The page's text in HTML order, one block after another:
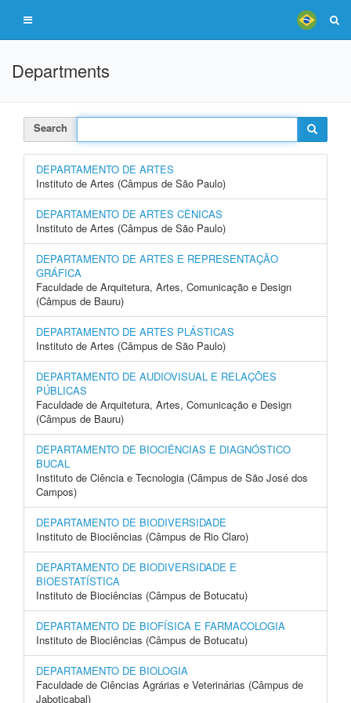
Departments
Search
DEPARTAMENTO DE ARTES
Instituto de Artes (Câmpus de São Paulo)
DEPARTAMENTO DE ARTES CÊNICAS
Instituto de Artes (Câmpus de São Paulo)
DEPARTAMENTO DE ARTES E REPRESENTAÇÃO
GRÁFICA
Faculdade de Arquitetura, Artes, Comunicação e Design
(Câmpus de Bauru)
DEPARTAMENTO DE ARTES PLÁSTICAS
Instituto de Artes (Câmpus de São Paulo)
DEPARTAMENTO DE AUDIOVISUAL E RELAÇÕES
PÚBLICAS
Faculdade de Arquitetura, Artes, Comunicação e Design
(Câmpus de Bauru)
DEPARTAMENTO DE BIOCIÊNCIAS E DIAGNÓSTICO
BUCAL
Instituto de Ciência e Tecnologia (Câmpus de São José dos
Campos)
DEPARTAMENTO DE BIODIVERSIDADE
Instituto de Biociências (Câmpus de Rio Claro)
DEPARTAMENTO DE BIODIVERSIDADE E
BIOESTATÍSTICA
Instituto de Biociências (Câmpus de Botucatu)
DEPARTAMENTO DE BIOFÍSICA E FARMACOLOGIA
Instituto de Biociências (Câmpus de Botucatu)
DEPARTAMENTO DE BIOLOGIA
Faculdade de Ciências Agrárias e Veterinárias (Câmpus de
Jaboticabal)